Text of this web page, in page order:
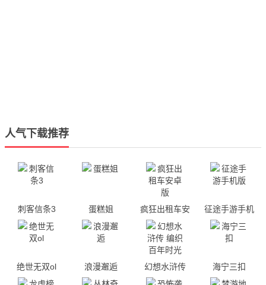
人气下载推荐
刺客信条3 蛋糕姐
疯狂出租车安
卓版
征途手游手机
版
绝世无双ol 浪漫邂逅
幻想水浒传
编织百年时光
海宁三扣